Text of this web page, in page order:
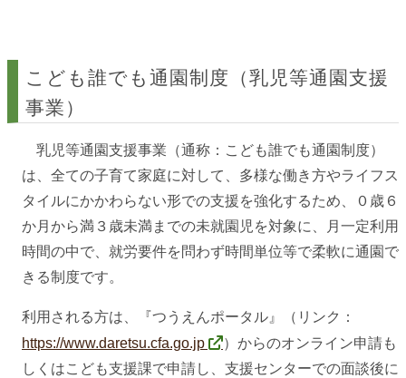
こども誰でも通園制度（乳児等通園支援
事業）
乳児等通園支援事業（通称：こども誰でも通園制度）
は、全ての子育て家庭に対して、多様な働き方やライフス
タイルにかかわらない形での支援を強化するため、０歳６
か月から満３歳未満までの未就園児を対象に、月一定利用
時間の中で、就労要件を問わず時間単位等で柔軟に通園で
きる制度です。
利用される方は、『つうえんポータル』（リンク：
https://www.daretsu.cfa.go.jp
）からのオンライン申請も
しくはこども支援課で申請し、支援センターでの面談後に